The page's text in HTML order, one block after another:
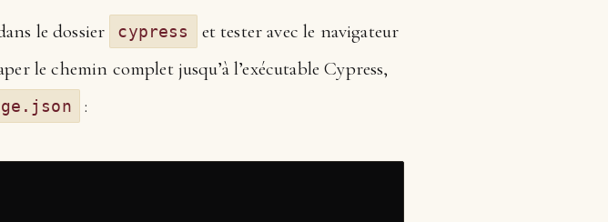
le dossier cypress et tester avec le navigateur
le chemin complet jusqu’à l’exécutable Cypress,
: